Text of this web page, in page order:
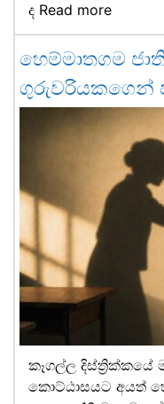
ද Read more
හෙම්මාතගම
ගුරුවරියකගෙන්
කෑගල්ල දිස්ත්‍රික්කයේ
කොට්ඨාසයට අයත්